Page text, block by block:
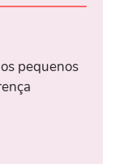
pequenos